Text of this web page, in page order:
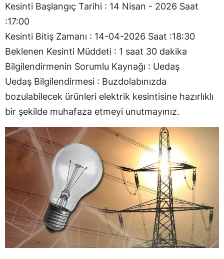
Kesinti Başlangıç Tarihi : 14 Nisan - 2026 Saat
:17:00
Kesinti Bitiş Zamanı : 14-04-2026 Saat :18:30
Beklenen Kesinti Müddeti : 1 saat 30 dakika
Bilgilendirmenin Sorumlu Kaynağı : Uedaş
Uedaş Bilgilendirmesi : Buzdolabınızda
bozulabilecek ürünleri elektrik kesintisine hazırlıklı
bir şekilde muhafaza etmeyi unutmayınız.